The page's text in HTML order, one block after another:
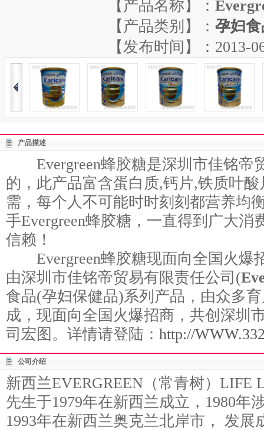
【产品名称】：
【产品类别】： 孕妇
【发布时间】：2013-
产品描述
Evergreen蜂胶糖是深圳市佳铭帝
的，此产品富含蛋白质,钙片,铁质叶
需，每个人不可能时时刻刻都营养均
手Evergreen蜂胶糖，一直得到广大消
信赖！
Evergreen蜂胶糖现面向全国火爆
由深圳市佳铭帝贸易有限责任公司(
食品(孕妇保健品)系列产品，由众多
成，现面向全国火爆招商，共创深圳
司宏图。详情请登陆： http://
公司介绍
新西兰EVERGREEN（常青树）LIFE
先生于1979年在新西兰成立，1980年
1993年在新西兰奥克兰北岸市， 发